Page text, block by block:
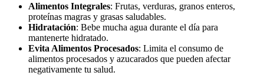
Alimentos Integrales: Frutas, verduras, granos enteros,
proteínas magras y grasas saludables.
Hidratación: Bebe mucha agua durante el día para
mantenerte hidratado.
Evita Alimentos Procesados: Limita el consumo de
alimentos procesados y azucarados que pueden afectar
negativamente tu salud.